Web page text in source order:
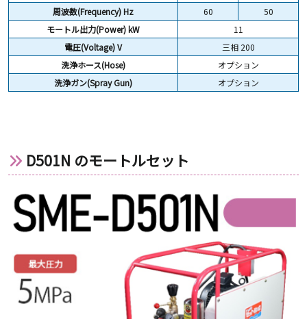
周波数(Frequency) Hz
60
50
モートル出力(Power) kW
11
電圧(Voltage) V
三相 200
洗浄ホース(Hose)
オプション
洗浄ガン(Spray Gun)
オプション
D501N のモートルセット